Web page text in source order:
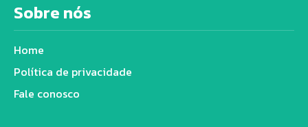
Sobre nós
Home
Política de privacidade
Fale conosco